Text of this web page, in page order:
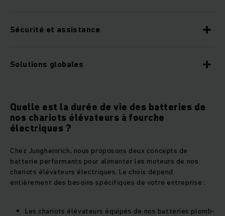
Sécurité et assistance
Solutions globales
Quelle est la durée de vie des batteries de
nos chariots élévateurs à fourche
électriques ?
Chez Jungheinrich, nous proposons deux concepts de
batterie performants pour alimenter les moteurs de nos
chariots élévateurs électriques. Le choix dépend
entièrement des besoins spécifiques de votre entreprise :
Les chariots élévateurs équipés de nos batteries plomb-